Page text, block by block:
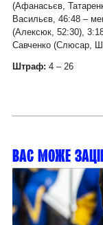
(Афанасьєв,
Васильєв, 46:48 –
(Алексюк, 52:30),
Савченко (Слюсар,
Штраф: 4 – 26
Вас може